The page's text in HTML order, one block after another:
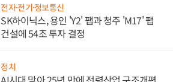
전자·전기·정보통신
SK하이닉스, 용인 'Y2' 팹과 청주 'M17' 팹
건설에 54조 투자 결정
정치